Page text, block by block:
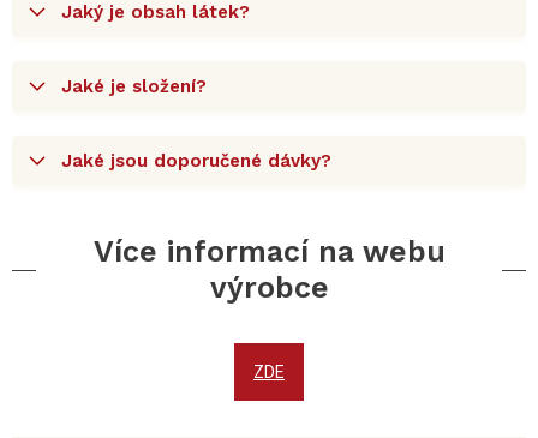
Jaký je obsah látek?
Jaké je složení?
Jaké jsou doporučené dávky?
Více informací na webu
výrobce
ZDE